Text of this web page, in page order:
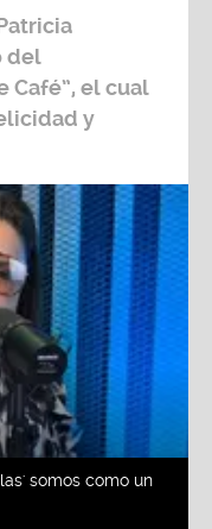
del
Café”, el cual
y
somos como un